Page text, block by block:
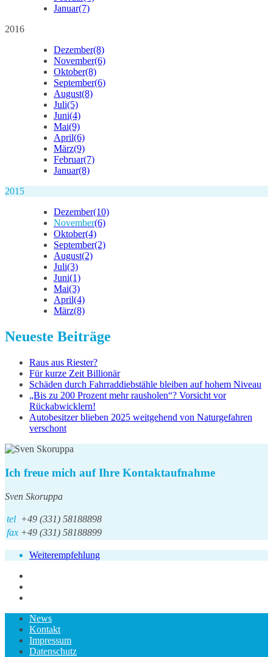
Januar(7)
2016
Dezember(8)
November(6)
Oktober(8)
September(6)
August(8)
Juli(5)
Juni(4)
Mai(9)
April(6)
März(9)
Februar(7)
Januar(8)
2015
Dezember(10)
November(6)
Oktober(4)
September(2)
August(2)
Juli(3)
Juni(1)
Mai(3)
April(4)
März(8)
Neueste Beiträge
Raus aus Riester?
Für kurze Zeit Billionär
Schäden durch Fahrraddiebstähle bleiben auf hohem Niveau
„Bis zu 200 Prozent mehr rausholen“? Vorsicht vor
Rückabwicklern!
Autobesitzer blieben 2025 weitgehend von Naturgefahren
verschont
Ich freue mich auf Ihre Kontaktaufnahme
Sven Skoruppa
tel +49 (331) 58188898
fax +49 (331) 58188899
Weiterempfehlung
News
Kontakt
Impressum
Datenschutz